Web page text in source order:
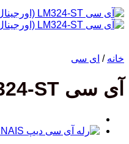
خانه / ای سی
آی سی LM324-ST (اورجینال)